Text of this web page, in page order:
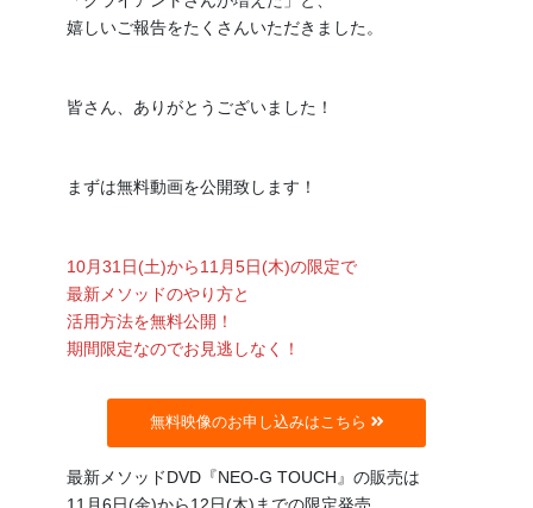
嬉しいご報告をたくさんいただきました。
皆さん、ありがとうございました！
まずは無料動画を公開致します！
10月31日(土)から11月5日(木)の限定で
最新メソッドのやり方と
活用方法を無料公開！
期間限定なのでお見逃しなく！
無料映像のお申し込みはこちら
最新メソッドDVD『NEO-G TOUCH』の販売は